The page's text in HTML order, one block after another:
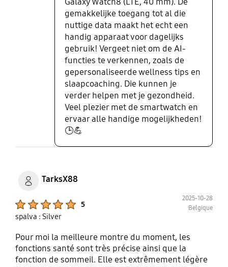
gemakkelijke toegang tot al die
nuttige data maakt het echt een
handig apparaat voor dagelijks
gebruik! Vergeet niet om de AI-
functies te verkennen, zoals de
gepersonaliseerde wellness tips en
slaapcoaching. Die kunnen je
verder helpen met je gezondheid.
Veel plezier met de smartwatch en
ervaar alle handige mogelijkheden!
🕒💪
TarksX88
5
2025-10-28
Belgique
spalva : Silver
Pour moi la meilleure montre du moment, les
fonctions santé sont très précise ainsi que la
fonction de sommeil. Elle est extrêmement légère